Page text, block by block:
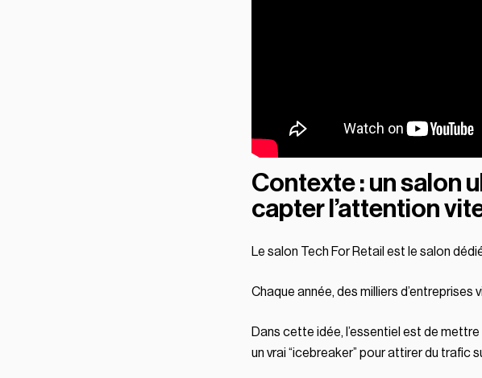
Contexte : un salon
capter l’attention
Le salon Tech For Retail est le salon
Chaque année, des milliers
Dans cette idée, l’essentiel est de
un vrai “icebreaker” pour attirer du trafic